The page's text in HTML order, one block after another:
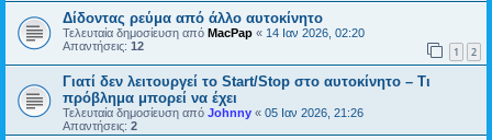
Δίδοντας ρεύμα από άλλο αυτοκίνητο
Τελευταία δημοσίευση από MacPap « 14 Ιαν 2026, 02:20
Απαντήσεις: 12 1 2
Γιατί δεν λειτουργεί το Start/Stop στο αυτοκίνητο – Τι
πρόβλημα μπορεί να έχει
Τελευταία δημοσίευση από Johnny « 05 Ιαν 2026, 21:26
Απαντήσεις: 2